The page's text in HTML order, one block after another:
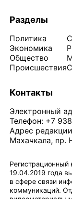
Разделы
Политика
Экономика
Общество
Происшествия
Контакты
Электронный
Телефон: +7
Адрес
Махачкала, пр.
19.04.2019 года
в сфере связи
коммуникаций.